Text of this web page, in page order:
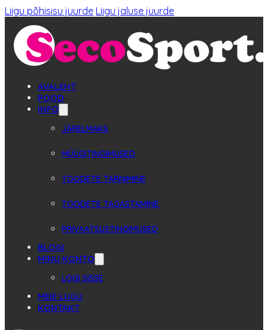
Liigu põhisisu juurde Liigu jaluse juurde
AVALEHT
POOD
INFO
JÄRELMAKS
MÜÜGITINGIMUSED
TOODETE TARNIMINE
TOODETE TAGASTAMINE
PRIVAATSUSTINGIMUSED
BLOGI
MINU KONTO
LOGI SISSE
MEIE LUGU
KONTAKT